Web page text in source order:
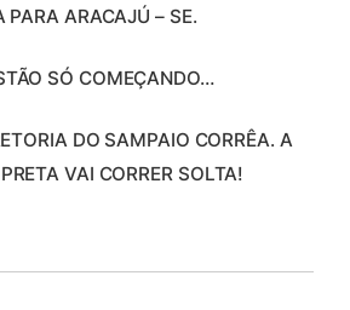
PARA ARACAJÚ – SE.
SÓ COMEÇANDO…
DO SAMPAIO CORRÊA. A
VAI CORRER SOLTA!